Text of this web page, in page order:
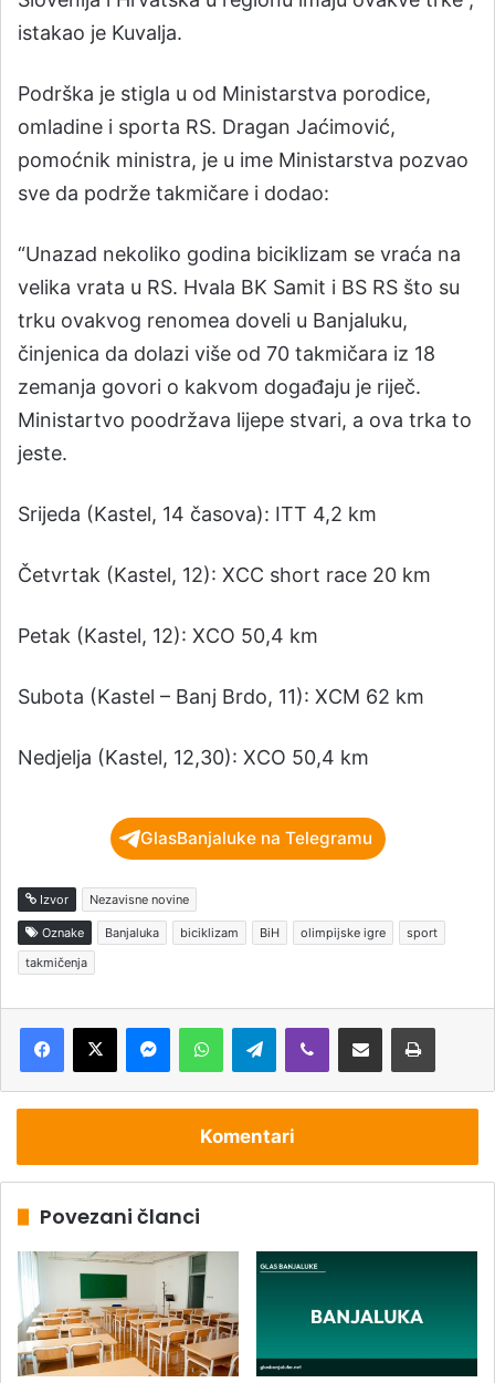
istakao je Kuvalja.
Podrška je stigla u od Ministarstva porodice,
omladine i sporta RS. Dragan Jaćimović,
pomoćnik ministra, je u ime Ministarstva pozvao
sve da podrže takmičare i dodao:
“Unazad nekoliko godina biciklizam se vraća na
velika vrata u RS. Hvala BK Samit i BS RS što su
trku ovakvog renomea doveli u Banjaluku,
činjenica da dolazi više od 70 takmičara iz 18
zemanja govori o kakvom događaju je riječ.
Ministartvo poodržava lijepe stvari, a ova trka to
jeste.
Srijeda (Kastel, 14 časova): ITT 4,2 km
Četvrtak (Kastel, 12): XCC short race 20 km
Petak (Kastel, 12): XCO 50,4 km
Subota (Kastel – Banj Brdo, 11): XCM 62 km
Nedjelja (Kastel, 12,30): XCO 50,4 km
GlasBanjaluke na Telegramu
Izvor Nezavisne novine
Oznake Banjaluka biciklizam BiH olimpijske igre
sport
takmičenja
Telegram
Komentari
Povezani članci